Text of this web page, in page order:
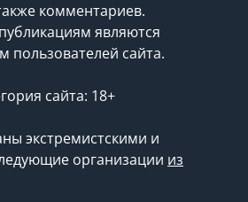
комментариев.
являются
сайта.
сайта: 18+
экстремистскими и
организации из